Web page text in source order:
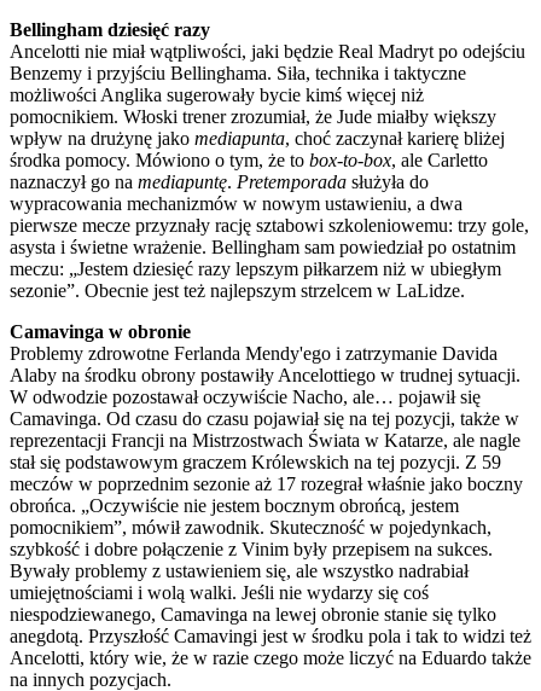
Bellingham dziesięć razy
Ancelotti nie miał wątpliwości, jaki będzie Real Madryt po odejściu
Benzemy i przyjściu Bellinghama. Siła, technika i taktyczne
możliwości Anglika sugerowały bycie kimś więcej niż
pomocnikiem. Włoski trener zrozumiał, że Jude miałby większy
wpływ na drużynę jako mediapunta, choć zaczynał karierę bliżej
środka pomocy. Mówiono o tym, że to box-to-box, ale Carletto
naznaczył go na mediapuntę. Pretemporada służyła do
wypracowania mechanizmów w nowym ustawieniu, a dwa
pierwsze mecze przyznały rację sztabowi szkoleniowemu: trzy gole,
asysta i świetne wrażenie. Bellingham sam powiedział po ostatnim
meczu: „Jestem dziesięć razy lepszym piłkarzem niż w ubiegłym
sezonie”. Obecnie jest też najlepszym strzelcem w LaLidze.
Camavinga w obronie
Problemy zdrowotne Ferlanda Mendy'ego i zatrzymanie Davida
Alaby na środku obrony postawiły Ancelottiego w trudnej sytuacji.
W odwodzie pozostawał oczywiście Nacho, ale… pojawił się
Camavinga. Od czasu do czasu pojawiał się na tej pozycji, także w
reprezentacji Francji na Mistrzostwach Świata w Katarze, ale nagle
stał się podstawowym graczem Królewskich na tej pozycji. Z 59
meczów w poprzednim sezonie aż 17 rozegrał właśnie jako boczny
obrońca. „Oczywiście nie jestem bocznym obrońcą, jestem
pomocnikiem”, mówił zawodnik. Skuteczność w pojedynkach,
szybkość i dobre połączenie z Vinim były przepisem na sukces.
Bywały problemy z ustawieniem się, ale wszystko nadrabiał
umiejętnościami i wolą walki. Jeśli nie wydarzy się coś
niespodziewanego, Camavinga na lewej obronie stanie się tylko
anegdotą. Przyszłość Camavingi jest w środku pola i tak to widzi też
Ancelotti, który wie, że w razie czego może liczyć na Eduardo także
na innych pozycjach.